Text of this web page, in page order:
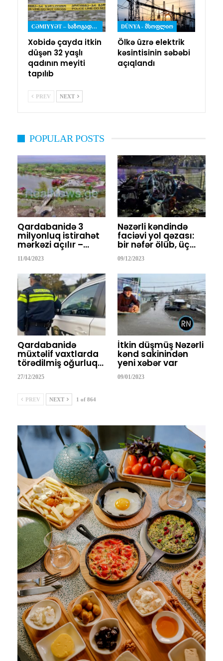
CƏMIYYƏT – ᲡᲐᲖᲝᲒᲐᲓᲝᲔᲑᲐ
Xobidə çayda itkin
düşən 32 yaşlı
qadının meyiti
tapılıb
DÜNYA - ᲛᲡᲝᲤᲚᲘᲝ
Ölkə üzrə elektrik
kəsintisinin səbəbi
açıqlandı
PREV NEXT
POPULAR POSTS
Qardabanidə 3
milyonluq istirahət
mərkəzi açılır –…
11/04/2023
Nəzərli kəndində
faciəvi yol qəzası:
bir nəfər ölüb, üç…
09/12/2023
Qardabanidə
müxtəlif vaxtlarda
törədilmiş oğurluq…
27/12/2025
İtkin düşmüş Nəzərli
kənd sakinindən
yeni xəbər var
09/01/2023
PREV NEXT 1 of 864